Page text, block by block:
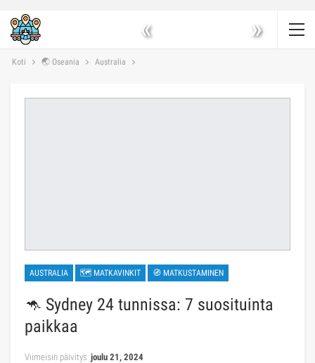
« »
Koti 🌏 Oseania Australia
AUSTRALIA 🗺 MATKAVINKIT 🧭 MATKUSTAMINEN
🦘 Sydney 24 tunnissa: 7 suosituinta
paikkaa
Viimeisin päivitys joulu 21, 2024